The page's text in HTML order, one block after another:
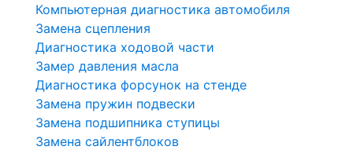
Компьютерная диагностика автомобиля
Замена сцепления
Диагностика ходовой части
Замер давления масла
Диагностика форсунок на стенде
Замена пружин подвески
Замена подшипника ступицы
Замена сайлентблоков